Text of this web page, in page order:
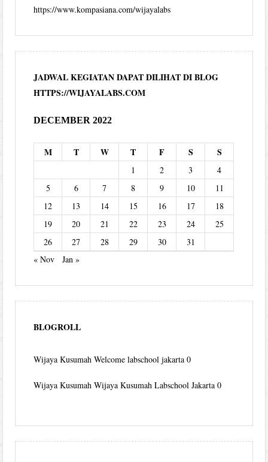
https://www.kompasiana.com/wijayalabs
JADWAL KEGIATAN DAPAT DILIHAT DI BLOG
HTTPS://WIJAYALABS.COM
DECEMBER 2022
M T W T F S S
1 2 3
4
5
6 7 8 9 10
11
12
13 14 15 16 17
18
19
20 21 22 23 24
25
26
27 28 29 30
31
« Nov
Jan »
BLOGROLL
Wijaya Kusumah Welcome labschool jakarta 0
Wijaya Kusumah Wijaya Kusumah Labschool Jakarta 0